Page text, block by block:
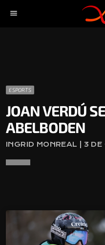
menu
ESPORTS
JOAN VERDÚ
ABELBODEN
INGRID MONREAL | 3